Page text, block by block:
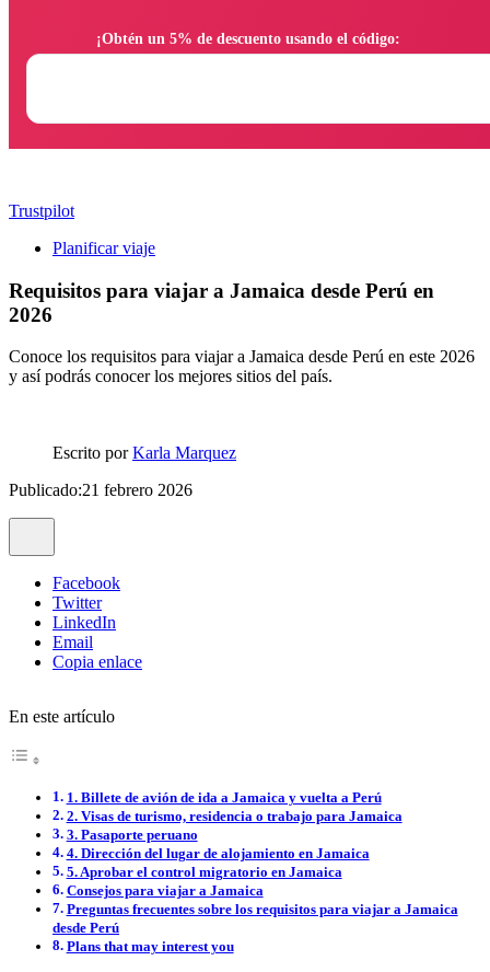
Trustpilot
Planificar viaje
Requisitos para viajar a Jamaica desde Perú en
2026
Conoce los requisitos para viajar a Jamaica desde Perú en este 2026
y así podrás conocer los mejores sitios del país.
Escrito porKarla Marquez
Publicado:21 febrero 2026
Facebook
Twitter
LinkedIn
Email
Copia enlace
En este artículo
1. Billete de avión de ida a Jamaica y vuelta a Perú
2. Visas de turismo, residencia o trabajo para Jamaica
3. Pasaporte peruano
4. Dirección del lugar de alojamiento en Jamaica
5. Aprobar el control migratorio en Jamaica
Consejos para viajar a Jamaica
Preguntas frecuentes sobre los requisitos para viajar a Jamaica
desde Perú
Plans that may interest you